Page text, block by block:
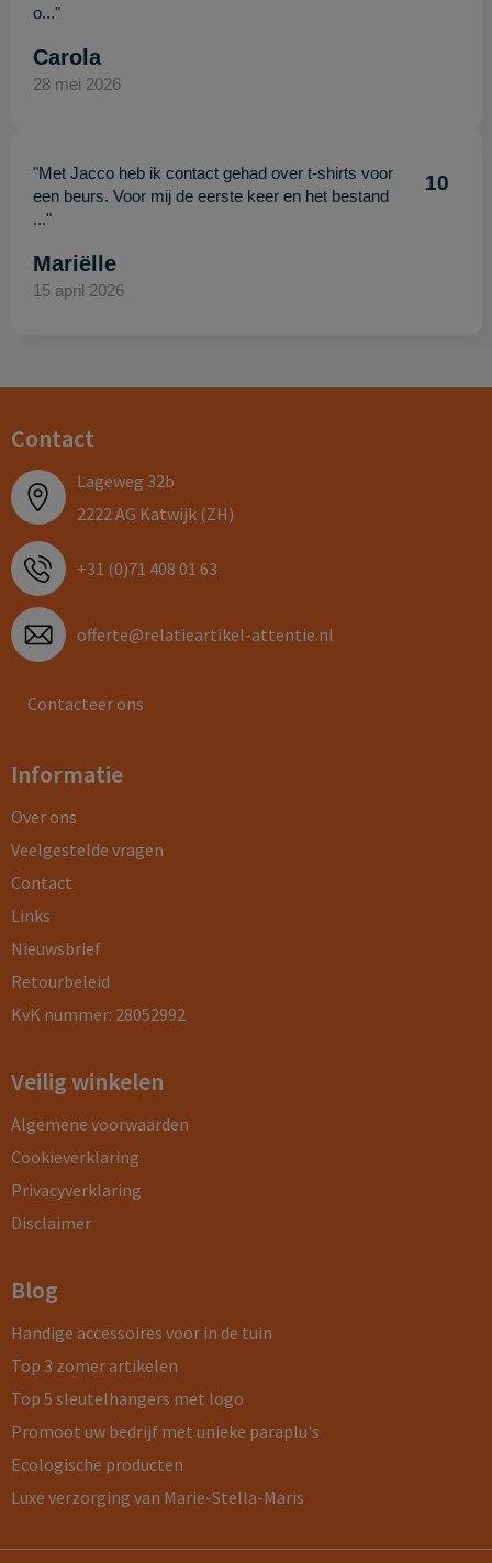
o..."
Carola
28 mei 2026
"Met Jacco heb ik contact gehad over t-shirts voor
een beurs. Voor mij de eerste keer en het bestand
..."
10
Mariëlle
15 april 2026
Contact
Lageweg 32b
2222 AG Katwijk (ZH)
+31 (0)71 408 01 63
offerte@relatieartikel-attentie.nl
Contacteer ons
Informatie
Over ons
Veelgestelde vragen
Contact
Links
Nieuwsbrief
Retourbeleid
KvK nummer: 28052992
Veilig winkelen
Algemene voorwaarden
Cookieverklaring
Privacyverklaring
Disclaimer
Blog
Handige accessoires voor in de tuin
Top 3 zomer artikelen
Top 5 sleutelhangers met logo
Promoot uw bedrijf met unieke paraplu's
Ecologische producten
Luxe verzorging van Marie-Stella-Maris